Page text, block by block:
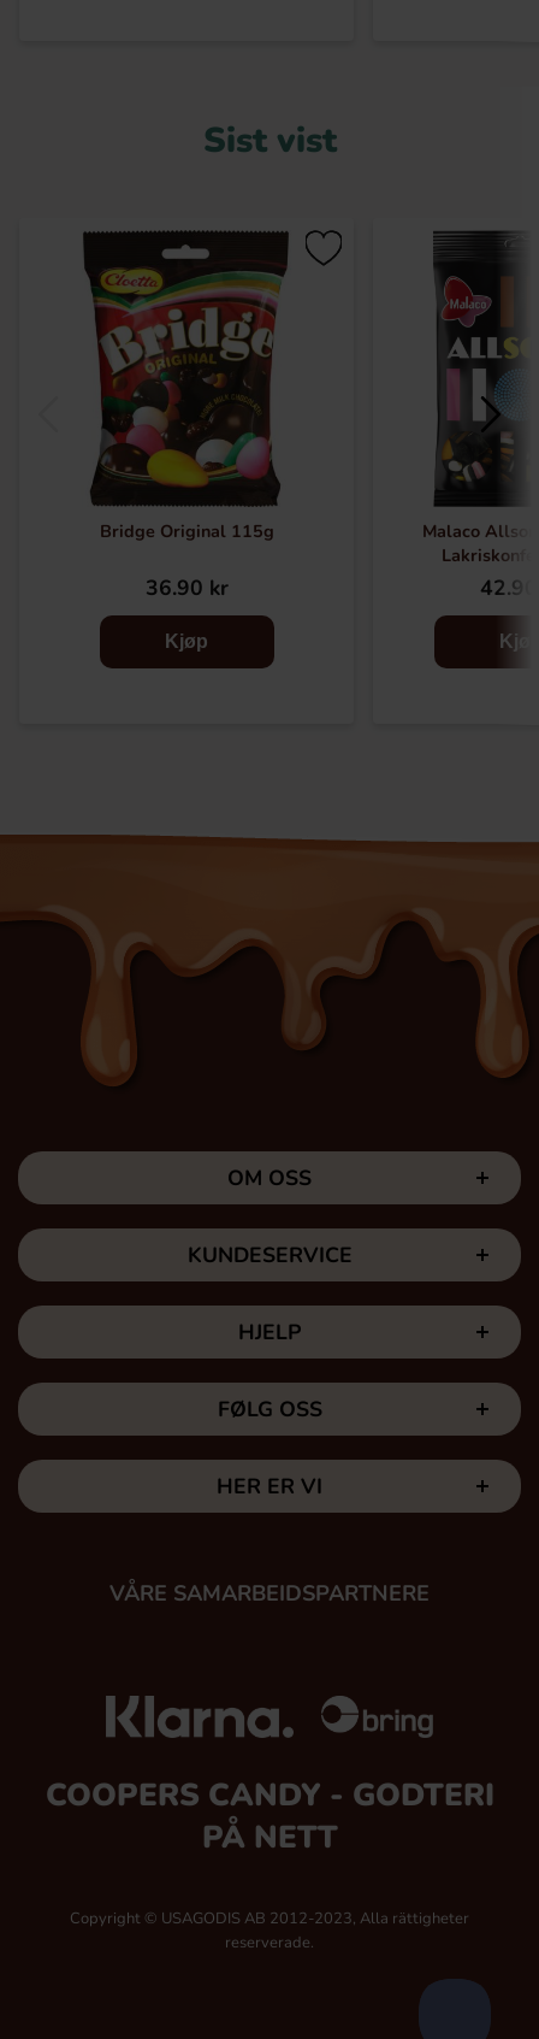
Sist vist
Bridge Original 115g
36.90 kr
Kjøp
Malaco
OM OSS
KUNDESERVICE
HJELP
FØLG OSS
HER ER VI
VÅRE SAMARBEIDSPARTNERE
COOPERS CANDY - GODTERI
PÅ NETT
Copyright © USAGODIS AB 2012-2023, Alla rättigheter
reserverade.